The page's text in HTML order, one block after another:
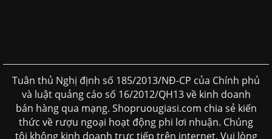
Tuân thủ Nghị định số 185/2013/NĐ-CP của Chính phủ
và luật quảng cáo số 16/2012/QH13 về kinh doanh
bán hàng qua mạng. Shopruougiasi.com chia sẻ kiến
thức về rượu ngoại hoạt động phi lơi nhuận. Chúng
tôi không kinh doanh trực tiếp trên internet. Vui lòng